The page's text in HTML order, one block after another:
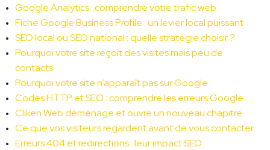
Google Analytics : comprendre votre trafic web
Fiche Google Business Profile : un levier local puissant
SEO local ou SEO national : quelle stratégie choisir ?
Pourquoi votre site reçoit des visites mais peu de
contacts
Pourquoi votre site n’apparaît pas sur Google
Codes HTTP et SEO : comprendre les erreurs Google
Cliken Web déménage et ouvre un nouveau chapitre
Ce que vos visiteurs regardent avant de vous contacter
Erreurs 404 et redirections : leur impact SEO